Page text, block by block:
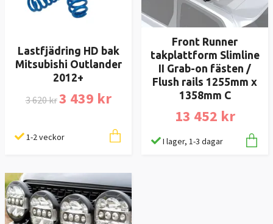
Lastfjädring HD bak
Mitsubishi Outlander
2012+
3 620 kr3 439 kr
1-2 veckor
Front Runner
takplattform Slimline
II Grab-on fästen /
Flush rails 1255mm x
1358mm C
13 452 kr
I lager, 1-3 dagar